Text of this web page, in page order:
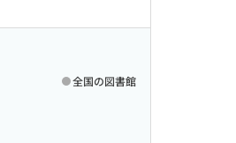
全国の図書館